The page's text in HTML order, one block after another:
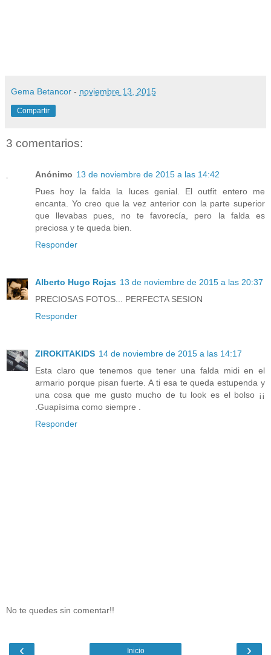
Gema Betancor - noviembre 13, 2015
Compartir
3 comentarios:
Anónimo 13 de noviembre de 2015 a las 14:42
Pues hoy la falda la luces genial. El outfit entero me
encanta. Yo creo que la vez anterior con la parte superior
que llevabas pues, no te favorecía, pero la falda es
preciosa y te queda bien.
Responder
Alberto Hugo Rojas 13 de noviembre de 2015 a las 20:37
PRECIOSAS FOTOS... PERFECTA SESION
Responder
ZIROKITAKIDS 14 de noviembre de 2015 a las 14:17
Esta claro que tenemos que tener una falda midi en el
armario porque pisan fuerte. A ti esa te queda estupenda y
una cosa que me gusto mucho de tu look es el bolso ¡¡
.Guapísima como siempre .
Responder
No te quedes sin comentar!!
‹ ›
Inicio